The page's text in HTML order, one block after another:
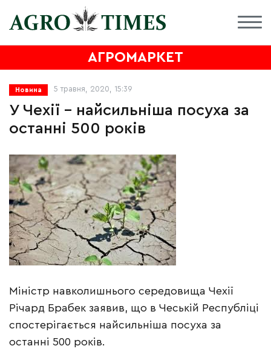
АГРОМАРКЕТ
Новина 5 травня, 2020, 15:39
У Чехії – найсильніша посуха за
останні 500 років
Міністр навколишнього середовища Чехії
Річард Брабек заявив, що в Чеській Республіці
спостерігається найсильніша посуха за
останні 500 років.